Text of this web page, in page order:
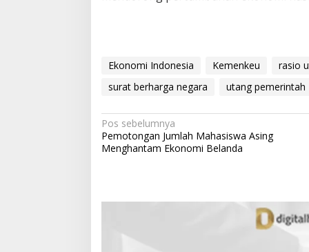
Ekonomi Indonesia Kemenkeu rasio
surat berharga negara
utang pemerintah
N
a
g
Pos sebelumnya
Pemotongan Jumlah Mahasiswa Asing
Menghantam Ekonomi Belanda